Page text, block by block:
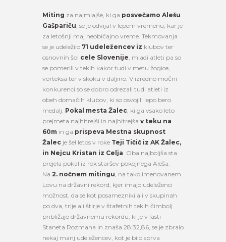
Miting za najmlajše, ki ga posvečamo Alešu
Gašpariču , se je odvijal v lepem vremenu, kar je
za letošnji maj neobičajno vreme. Tekmovanja
se je udeležilo 71 udeležencev iz klubov ter
osnovnih šol cele Slovenije , mladi atleti pa so
se pomerili v tekih kakor tudi v metu žogice,
vorteksa ter v skoku v daljino. V izredno močni
konkurenci so se dobro odrezali tudi atleti iz
obeh domačih klubov, ki so osvojili lepo bero
medalj. Pokal mesta Žalec , ki ga vsako leto
prejmeta najhitrejši in najhitrejša v teku na
60m in ga prispeva Mestna skupnost
Žalec je šel letos v roke Teji Tičič iz AK Žalec,
in Nejcu Kristan iz Celja . Oba najboljša sta
prejela pokal iz rok staršev pokojnega Aleša.
Na 2. nočnem mitingu , na tako imenovanem
Lovu na državni rekord, kjer imajo udeleženci
možnost, da se kot posamezniki ali v skupinah
po dva, trije ali štirje v štafetnih tekih čimbolj
približajo državnemu rekordu, ki je v lasti
Staneta Rozmana in znaša 28:32,86, se je zbralo
nekaj manj udeležencev, kot je bilo sprva